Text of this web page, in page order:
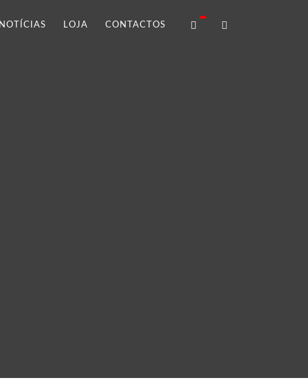
NOTÍCIAS LOJA CONTACTOS